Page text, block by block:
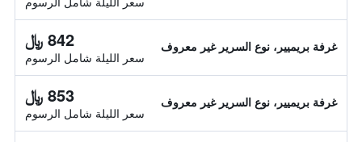
غرفة بريميير، نوع السرير غير معروف 842 ﷼
سعر الليلة شامل الرسوم
غرفة بريميير، نوع السرير غير معروف 853 ﷼
سعر الليلة شامل الرسوم